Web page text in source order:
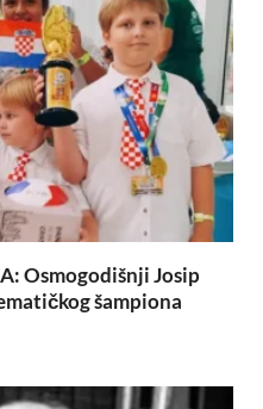
Osmogodišnji Josip
šampiona